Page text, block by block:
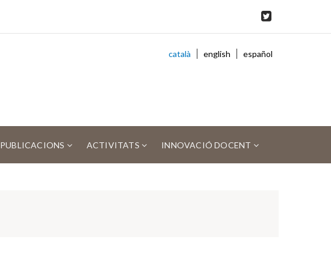
català english español
PUBLICACIONS ACTIVITATS INNOVACIÓ DOCENT